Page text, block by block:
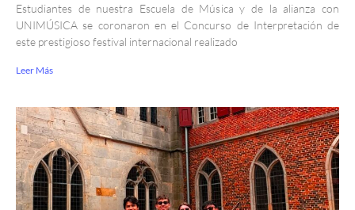
Estudiantes de nuestra Escuela de Música y de la alianza con
UNIMÚSICA se coronaron en el Concurso de Interpretación de
este prestigioso festival internacional realizado
Leer Más